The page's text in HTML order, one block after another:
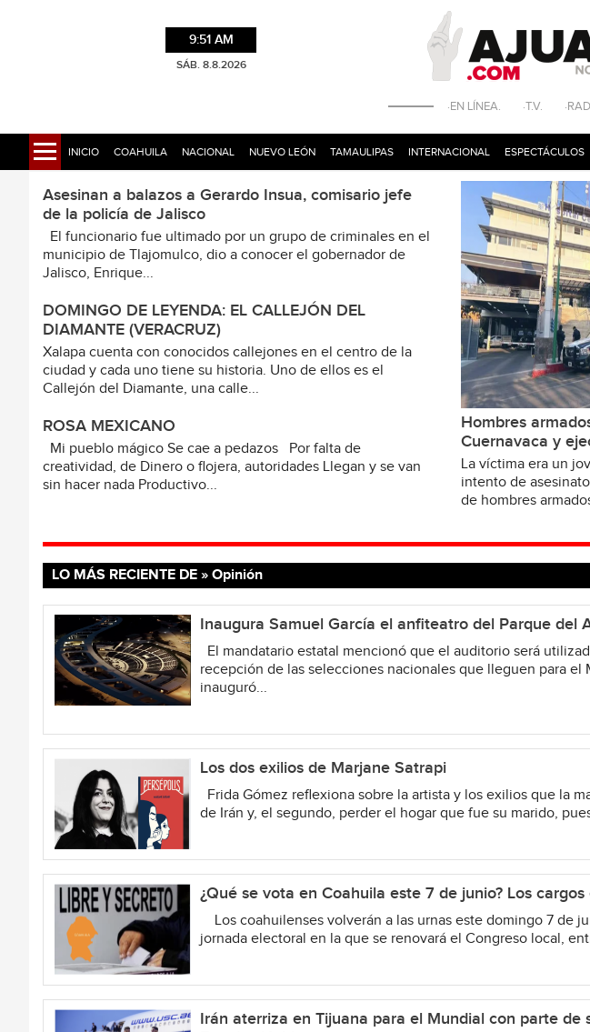
9:51 AM
SÁB. 8.8.2026
·EN LÍNEA. ·T.V.
INICIO COAHUILA NACIONAL NUEVO LEÓN TAMAULIPAS INTERNACIONAL ESPECTÁCULOS
Hombres
Cuernavaca y
La víctima era un
intento de
de hombres
Asesinan a balazos a Gerardo Insua, comisario jefe
de la policía de Jalisco
El funcionario fue ultimado por un grupo de criminales en el
municipio de Tlajomulco, dio a conocer el gobernador de
Jalisco, Enrique...
DOMINGO DE LEYENDA: EL CALLEJÓN DEL
DIAMANTE (VERACRUZ)
Xalapa cuenta con conocidos callejones en el centro de la
ciudad y cada uno tiene su historia. Uno de ellos es el
Callejón del Diamante, una calle...
ROSA MEXICANO
Mi pueblo mágico Se cae a pedazos Por falta de
creatividad, de Dinero o flojera, autoridades Llegan y se van
sin hacer nada Productivo...
LO MÁS RECIENTE DE » Opinión
Inaugura Samuel García el anfiteatro del Parque del
El mandatario estatal mencionó que el auditorio será
recepción de las selecciones nacionales que lleguen para el
inauguró...
Los dos exilios de Marjane Satrapi
Frida Gómez reflexiona sobre la artista y los exilios que la
de Irán y, el segundo, perder el hogar que fue su marido,
¿Qué se vota en Coahuila este 7 de junio? Los
Los coahuilenses volverán a las urnas este domingo 7 de
jornada electoral en la que se renovará el Congreso local,
Irán aterriza en Tijuana para el Mundial con parte de